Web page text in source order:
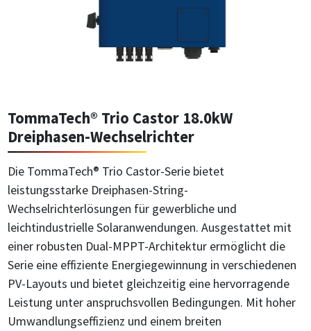
TommaTech® Trio Castor 18.0kW
Dreiphasen-Wechselrichter
Die TommaTech® Trio Castor-Serie bietet
leistungsstarke Dreiphasen-String-
Wechselrichterlösungen für gewerbliche und
leichtindustrielle Solaranwendungen. Ausgestattet mit
einer robusten Dual-MPPT-Architektur ermöglicht die
Serie eine effiziente Energiegewinnung in verschiedenen
PV-Layouts und bietet gleichzeitig eine hervorragende
Leistung unter anspruchsvollen Bedingungen. Mit hoher
Umwandlungseffizienz und einem breiten